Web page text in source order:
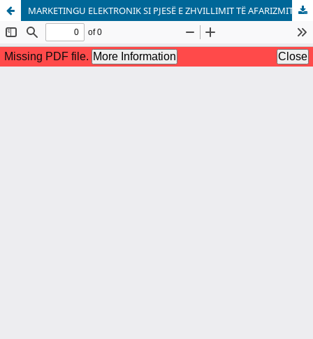
MARKETINGU ELEKTRONIK SI PJESË E ZHVILLIMIT TË AFARIZMIT TË NDËRMARRJEVE: ME FOKUS TË VEÇANTË NË NDËRMARRJET KOSOVARE